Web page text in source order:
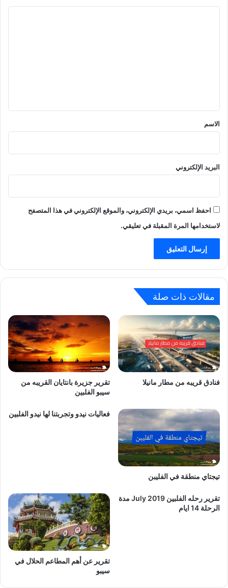
*
الاسم
البريد الإلكتروني
احفظ اسمي، بريدي الإلكتروني، والموقع الإلكتروني في هذا المتصفح
لاستخدامها المرة المقبلة في تعليقي.
مقالات ذات صلة
فنادق قريبه من مطار مانيلا
تقرير جزيرة بانتايان القريبه من
سيبو الفلبين
تيجتاي منطقة في الفليبن
فعاليات نيدو وتجربتنا لها نيدو الفلبين
تقرير رحله الفلبين 2019 July مدة
الرحلة 14 ايام
تقرير عن أهم المطاعم الحلال في
سيبو